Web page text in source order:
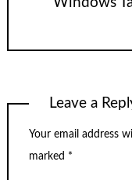
Leave a
Your email address
marked *